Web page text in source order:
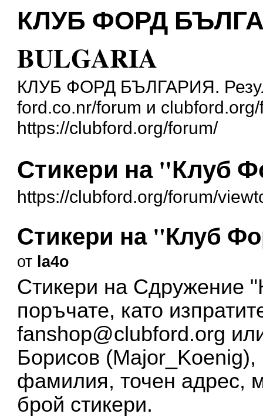
КЛУБ ФОРД
BULGARIA
КЛУБ ФОРД БЪЛГАРИЯ.
ford.co.nr/forum и
https://clubford.org/forum/
Стикери на "Клуб
https://clubford.org/forum/
Стикери на "Клуб
от la4o
Стикери на Сдружение
поръчате, като
fanshop@clubford.org
Борисов
фамилия, точен адрес,
брой стикери.